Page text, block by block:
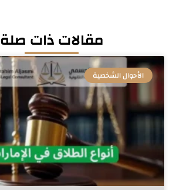
مقالات ذات صلة
الأحوال الشخصية